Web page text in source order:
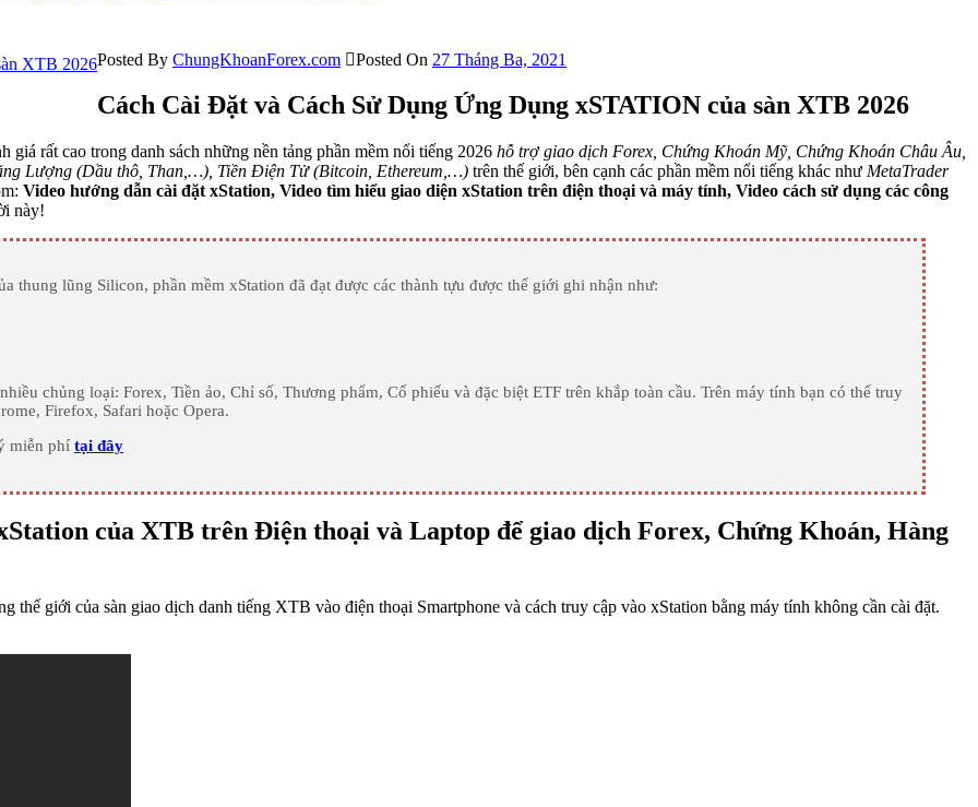
XTB 2026Posted By ChungKhoanForex.com Posted On 27 Tháng Ba, 2021
Cách Cài Đặt và Cách Sử Dụng Ứng Dụng xSTATION của sàn XTB 2026
giá rất cao trong danh sách những nền tảng phần mềm nổi tiếng 2026 hỗ trợ giao dịch Forex, Chứng Khoán Mỹ, Chứng Khoán Châu Âu,
Lượng (Dầu thô, Than,…), Tiền Điện Tử (Bitcoin, Ethereum,…) trên thế giới, bên cạnh các phần mềm nổi tiếng khác như MetaTrader
Video hướng dẫn cài đặt xStation, Video tìm hiểu giao diện xStation trên điện thoại và máy tính, Video cách sử dụng các công
này!
thung lũng Silicon, phần mềm xStation đã đạt được các thành tựu được thế giới ghi nhận như:
chủng loại: Forex, Tiền ảo, Chỉ số, Thương phẩm, Cổ phiếu và đặc biệt ETF trên khắp toàn cầu. Trên máy tính bạn có thể truy
Firefox, Safari hoặc Opera.
miễn phí tại đây
của XTB trên Điện thoại và Laptop để giao dịch Forex, Chứng Khoán, Hàng
thế giới của sàn giao dịch danh tiếng XTB vào điện thoại Smartphone và cách truy cập vào xStation bằng máy tính không cần cài đặt.